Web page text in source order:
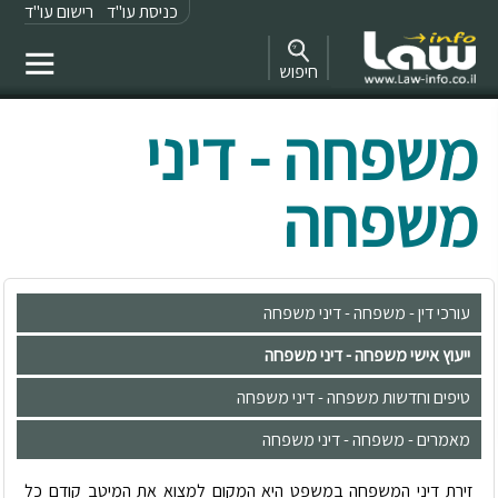
כניסת עו"ד רישום עו"ד
חיפוש
משפחה - דיני
משפחה
עורכי דין - משפחה - דיני משפחה
ייעוץ אישי משפחה - דיני משפחה
טיפים וחדשות משפחה - דיני משפחה
מאמרים - משפחה - דיני משפחה
זירת דיני המשפחה במשפט היא המקום למצוא את המיטב קודם כל